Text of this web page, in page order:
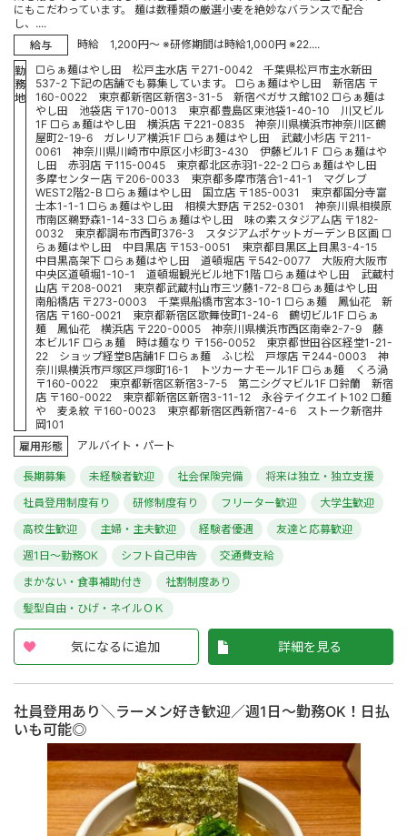
にもこだわっています。 麺は数種類の厳選小麦を絶妙なバランスで配合
し、....
給与
時給 1,200円～ ※研修期間は時給1,000円 ※22....
勤
務
地
□らぁ麺はやし田 松戸主水店 〒271-0042 千葉県松戸市主水新田
537-2 下記の店舗でも募集しています。 □らぁ麺はやし田 新宿店 〒
160-0022 東京都新宿区新宿3-31-5 新宿ペガサス館102 □らぁ麺は
やし田 池袋店 〒170-0013 東京都豊島区東池袋1-40-10 川又ビル
1F □らぁ麺はやし田 横浜店 〒221-0835 神奈川県横浜市神奈川区鶴
屋町2-19-6 ガレリア横浜1F □らぁ麺はやし田 武蔵小杉店 〒211-
0061 神奈川県川崎市中原区小杉町3-430 伊藤ビル1Ｆ □らぁ麺はや
し田 赤羽店 〒115-0045 東京都北区赤羽1-22-2 □らぁ麺はやし田
多摩センター店 〒206-0033 東京都多摩市落合1-41-1 マグレブ
WEST2階2-B □らぁ麺はやし田 国立店 〒185-0031 東京都国分寺富
士本1-1-1 □らぁ麺はやし田 相模大野店 〒252-0301 神奈川県相模原
市南区鵜野森1-14-33 □らぁ麺はやし田 味の素スタジアム店 〒182-
0032 東京都調布市西町376-3 スタジアムポケットガーデンＢ区画 □
らぁ麺はやし田 中目黒店 〒153-0051 東京都目黒区上目黒3-4-15
中目黒高架下 □らぁ麺はやし田 道頓堀店 〒542-0077 大阪府大阪市
中央区道頓堀1-10-1 道頓堀観光ビル地下1階 □らぁ麺はやし田 武蔵村
山店 〒208-0021 東京都武蔵村山市三ツ藤1-72-8 □らぁ麺はやし田
南船橋店 〒273-0003 千葉県船橋市宮本3-10-1 □らぁ麺 鳳仙花 新
宿店 〒160-0021 東京都新宿区歌舞伎町1-24-6 鶴切ビル1F □らぁ
麺 鳳仙花 横浜店 〒220-0005 神奈川県横浜市西区南幸2-7-9 藤
本ビル1F □らぁ麺 時は麺なり 〒156-0052 東京都世田谷区経堂1-21-
22 ショップ経堂B店舗1F □らぁ麺 ふじ松 戸塚店 〒244-0003 神
奈川県横浜市戸塚区戸塚町16-1 トツカーナモール1F □らぁ麺 くろ渦
〒160-0022 東京都新宿区新宿3-7-5 第二シグマビル1F □鈴蘭 新宿
店 〒160-0022 東京都新宿区新宿3-11-12 永谷テイクエイト102 □麺
や 麦ゑ紋 〒160-0023 東京都新宿区西新宿7-4-6 ストーク新宿井
岡101
雇用形態
アルバイト・パート
長期募集 未経験者歓迎 社会保険完備
将来は独立・独立支援
社員登用制度有り
研修制度有り フリーター歓迎
大学生歓迎
高校生歓迎
主婦・主夫歓迎 経験者優遇
友達と応募歓迎
週1日～勤務OK
シフト自己申告
交通費支給
まかない・食事補助付き
社割制度あり
髪型自由・ひげ・ネイルＯＫ
気になるに追加 詳細を見る
社員登用あり＼ラーメン好き歓迎／週1日～勤務OK！日払
いも可能◎